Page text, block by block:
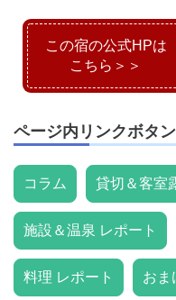
この宿の公式HPは
こちら＞＞
ページ内リンクボタン
コラム 貸切＆客室
施設＆温泉 レポート
料理 レポート おま